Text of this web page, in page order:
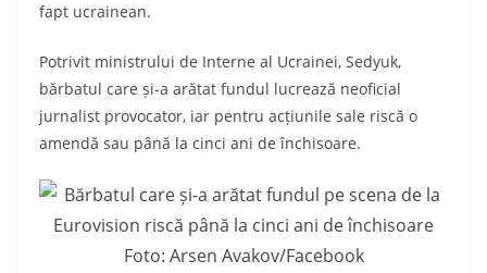
fapt ucrainean.
Potrivit ministrului de Interne al Ucrainei, Sedyuk,
bărbatul care și-a arătat fundul lucrează neoficial
jurnalist provocator, iar pentru acțiunile sale riscă o
amendă sau până la cinci ani de închisoare.
Foto: Arsen Avakov/Facebook